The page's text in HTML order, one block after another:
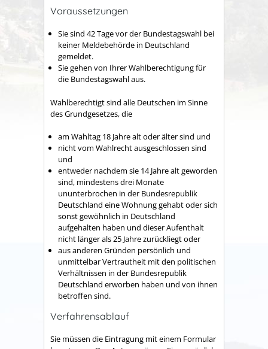
Voraussetzungen
Sie sind 42 Tage vor der Bundestagswahl bei
keiner Meldebehörde in Deutschland
gemeldet.
Sie gehen von Ihrer Wahlberechtigung für
die Bundestagswahl aus.
Wahlberechtigt sind alle Deutschen im Sinne
des Grundgesetzes, die
am Wahltag 18 Jahre alt oder älter sind und
nicht vom Wahlrecht ausgeschlossen sind
und
entweder nachdem sie 14 Jahre alt geworden
sind, mindestens drei Monate
ununterbrochen in der Bundesrepublik
Deutschland eine Wohnung gehabt oder sich
sonst gewöhnlich in Deutschland
aufgehalten haben und dieser Aufenthalt
nicht länger als 25 Jahre zurückliegt oder
aus anderen Gründen persönlich und
unmittelbar Vertrautheit mit den politischen
Verhältnissen in der Bundesrepublik
Deutschland erworben haben und von ihnen
betroffen sind.
Verfahrensablauf
Sie müssen die Eintragung mit einem Formular